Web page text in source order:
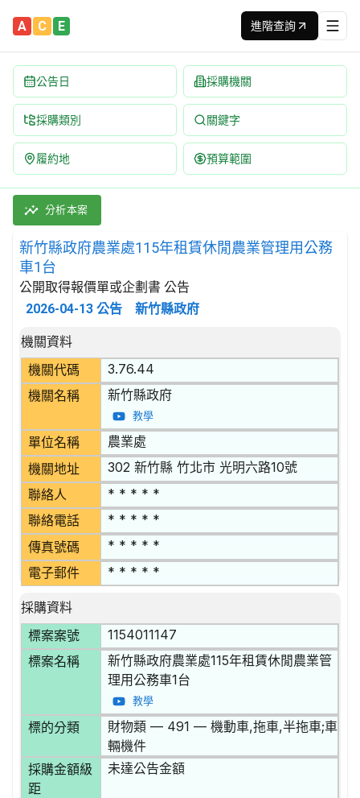
A C E 進階查詢
公告日 採購機關
採購類別 關鍵字
履約地 預算範圍
新竹縣政府農業處115年租賃休閒農業管理用公務車1台 招
採購類別：財物類 機動車,拖車,半拖車;車輛機件 | 招標方
分析本案
新竹縣政府農業處115年租賃休閒農業管理用公務
車1台
公開取得報價單或企劃書 公告
2026-04-13 公告 新竹縣政府
招標公告詳細內容
機關資料
機關代碼
3.76.44
機關名稱 新竹縣政府
教學
單位名稱 農業處
機關地址 302 新竹縣 竹北市 光明六路10號
聯絡人 * * * * *
聯絡電話 * * * * *
傳真號碼 * * * * *
電子郵件 * * * * *
採購資料
標案案號
1154011147
標案名稱
新竹縣政府農業處115年租賃休閒農業管
理用公務車1台
教學
標的分類
財物類 — 491 — 機動車,拖車,半拖車;車
輛機件
採購金額級
距
未達公告金額